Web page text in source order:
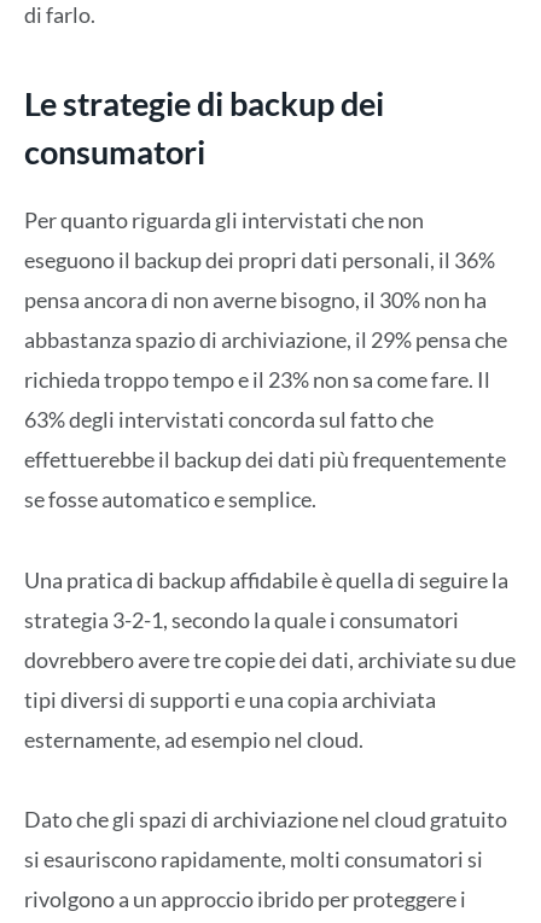
di farlo.
Le strategie di backup dei
consumatori
Per quanto riguarda gli intervistati che non
eseguono il backup dei propri dati personali, il 36%
pensa ancora di non averne bisogno, il 30% non ha
abbastanza spazio di archiviazione, il 29% pensa che
richieda troppo tempo e il 23% non sa come fare. Il
63% degli intervistati concorda sul fatto che
effettuerebbe il backup dei dati più frequentemente
se fosse automatico e semplice.
Una pratica di backup affidabile è quella di seguire la
strategia 3-2-1, secondo la quale i consumatori
dovrebbero avere tre copie dei dati, archiviate su due
tipi diversi di supporti e una copia archiviata
esternamente, ad esempio nel cloud.
Dato che gli spazi di archiviazione nel cloud gratuito
si esauriscono rapidamente, molti consumatori si
rivolgono a un approccio ibrido per proteggere i